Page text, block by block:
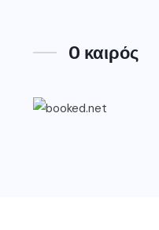
O καιρός